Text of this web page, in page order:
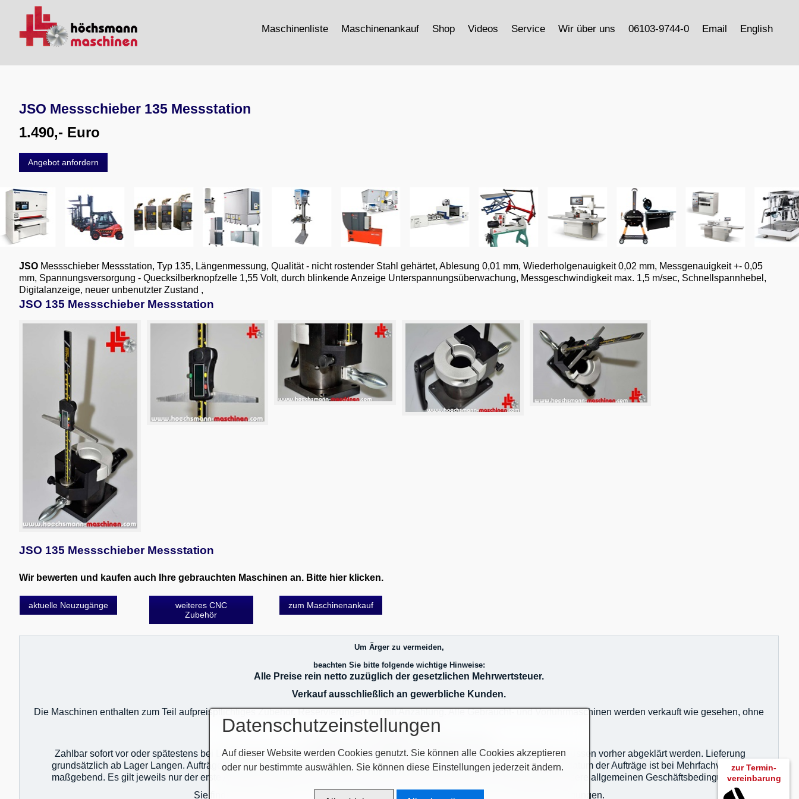
Maschinenliste Maschinenankauf Shop Videos Service Wir über uns 06103-9744-0 Email English
JSO Messschieber 135 Messstation
1.490,- Euro
Angebot anfordern
JSO Messschieber Messstation, Typ 135, Längenmessung, Qualität - nicht rostender Stahl gehärtet, Ablesung 0,01 mm, Wiederholgenauigkeit 0,02 mm, Messgenauigkeit +- 0,05
mm, Spannungsversorgung - Quecksilberknopfzelle 1,55 Volt, durch blinkende Anzeige Unterspannungsüberwachung, Messgeschwindigkeit max. 1,5 m/sec, Schnellspannhebel,
Digitalanzeige, neuer unbenutzter Zustand ,
JSO 135 Messschieber Messstation
JSO 135 Messschieber Messstation
Wir bewerten und kaufen auch Ihre gebrauchten Maschinen an. Bitte hier klicken.
aktuelle Neuzugänge
weiteres CNC
Zubehör
zum Maschinenankauf
Um Ärger zu vermeiden,
beachten Sie bitte folgende wichtige Hinweise:
Alle Preise rein netto zuzüglich der gesetzlichen Mehrwertsteuer.
Verkauf ausschließlich an gewerbliche Kunden.
Die Maschinen enthalten zum Teil aufpreispflichtiges Zubehör. Reservierungen nur mit Anzahlung. Alle Gebraucht- und Vorführmaschinen werden verkauft wie gesehen, ohne
Gewährleistung.
Zahlbar sofort vor oder spätestens bei Lieferung oder durch Leasing (nach Absprache). Liefertechnische Schwierigkeiten müssen vorher abgeklärt werden. Lieferung
grundsätzlich ab Lager Langen. Aufträge sind unter Vorbehalt, und werden von der Geschäftsleitung geprüft. Das Eingangsdatum der Aufträge ist bei Mehrfachverkauf
maßgebend. Es gilt jeweils nur der erste Auftrag! Auslieferung erst nach zahlungstechnischer Klärung! Im Übrigen gelten unsere allgemeinen Geschäftsbedingungen.
Sie finden unsere AGB`s auf unserer Homepage im Netz oder auf unseren Auftragsbestätigungen.
zur Termin-
vereinbarung
Datenschutzeinstellungen
Auf dieser Website werden Cookies genutzt. Sie können alle Cookies akzeptieren
oder nur bestimmte auswählen. Sie können diese Einstellungen jederzeit ändern.